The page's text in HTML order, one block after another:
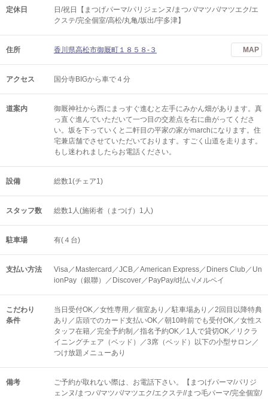
定休日
日/祝日【まつげパーマ/パリジェンヌ/まつパ/マツパ/マツエク/エ
クステ/完全個室/高松/丸亀/坂出/宇多津】
住所 香川県高松市御厩町１８５８‐３ MAP
アクセス 国分寺BIGから車で４分
道案内
御厩神社から西にまっすぐ進むと左手にみかん畑があります。真
っ直ぐ進んでいただいて一つ目の交差点を右に曲がってくださ
い。坂を下っていくと二軒目の平家の家がmarchになります。住
宅兼店舗でさせていただいております。すごく山道を走ります。
もし迷われましたらお電話ください。
設備 総数1(チェア1)
スタッフ数 総数1人(施術者（まつげ）1人)
駐車場 有(４台)
支払い方法
Visa／Mastercard／JCB／American Express／Diners Club／Un
ionPay（銀聯）／Discover／PayPay/d払い/メルペイ
こだわり
条件
当日受付OK／女性専用／個室あり／駐車場あり／2回目以降特典
あり／店頭でのカード支払いOK／朝10時前でも受付OK／女性ス
タッフ在籍／完全予約制／指名予約OK／1人で貸切OK／リクラ
イニングチェア（ベッド）／3席（ベッド）以下の小型サロン／
つけ放題メニューあり
備考
ご予約が取れない際は、お電話下さい。【まつげパーマ/パリジ
ェンヌ/まつパ/マツパ/マツエク/エクステ//まつ毛パーマ/完全個室/